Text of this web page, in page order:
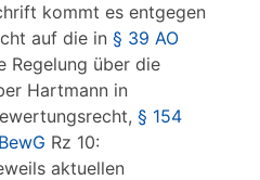
kommt es entgegen
auf die in § 39 AO
Regelung über die
Hartmann in
§ 154
Rz 10:
aktuellen